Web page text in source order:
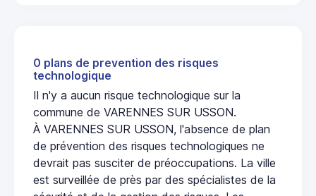
0 plans de prevention des risques
technologique
Il n'y a aucun risque technologique sur la
commune de VARENNES SUR USSON.
À VARENNES SUR USSON, l'absence de plan
de prévention des risques technologiques ne
devrait pas susciter de préoccupations. La ville
est surveillée de près par des spécialistes de la